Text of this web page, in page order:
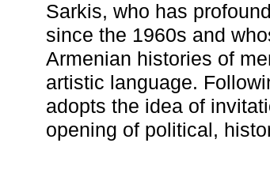
Sarkis, who has
since the 1960s and
Armenian histories of
artistic language.
adopts the idea of
opening of political,